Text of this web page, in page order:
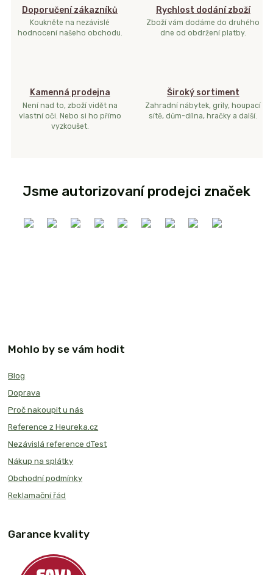
Doporučení zákazníků
Koukněte na nezávislé
hodnocení našeho obchodu.
Rychlost dodání zboží
Zboží vám dodáme do druhého
dne od obdržení platby.
Kamenná prodejna
Není nad to, zboží vidět na
vlastní oči. Nebo si ho přímo
vyzkoušet.
Široký sortiment
Zahradní nábytek, grily, houpací
sítě, dům-dílna, hračky a další.
Jsme autorizovaní prodejci značek
Mohlo by se vám hodit
Blog
Doprava
Proč nakoupit u nás
Reference z Heureka.cz
Nezávislá reference dTest
Nákup na splátky
Obchodní podmínky
Reklamační řád
Garance kvality